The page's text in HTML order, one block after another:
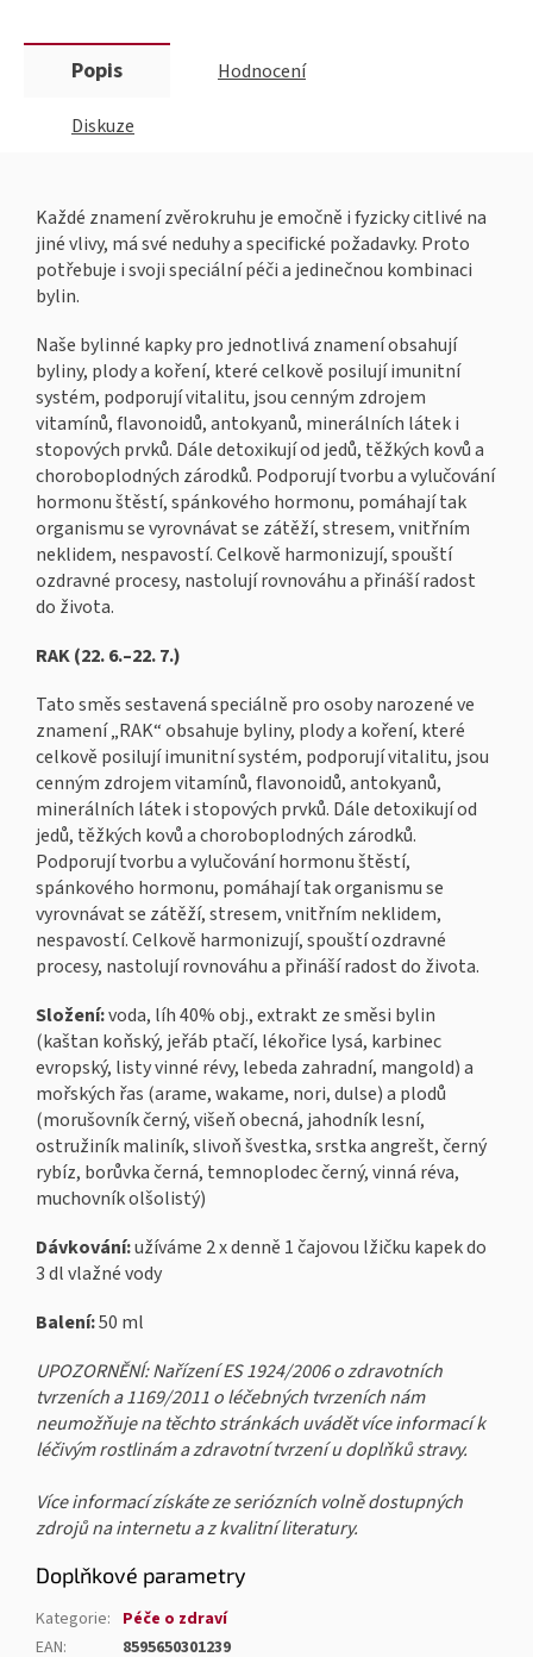
Popis Hodnocení
Diskuze
Každé znamení zvěrokruhu je emočně i fyzicky citlivé na
jiné vlivy, má své neduhy a specifické požadavky. Proto
potřebuje i svoji speciální péči a jedinečnou kombinaci
bylin.
Naše bylinné kapky pro jednotlivá znamení obsahují
byliny, plody a koření, které celkově posilují imunitní
systém, podporují vitalitu, jsou cenným zdrojem
vitamínů, flavonoidů, antokyanů, minerálních látek i
stopových prvků. Dále detoxikují od jedů, těžkých kovů a
choroboplodných zárodků. Podporují tvorbu a vylučování
hormonu štěstí, spánkového hormonu, pomáhají tak
organismu se vyrovnávat se zátěží, stresem, vnitřním
neklidem, nespavostí. Celkově harmonizují, spouští
ozdravné procesy, nastolují rovnováhu a přináší radost
do života.
RAK (22. 6.–22. 7.)
Tato směs sestavená speciálně pro osoby narozené ve
znamení „RAK“ obsahuje byliny, plody a koření, které
celkově posilují imunitní systém, podporují vitalitu, jsou
cenným zdrojem vitamínů, flavonoidů, antokyanů,
minerálních látek i stopových prvků. Dále detoxikují od
jedů, těžkých kovů a choroboplodných zárodků.
Podporují tvorbu a vylučování hormonu štěstí,
spánkového hormonu, pomáhají tak organismu se
vyrovnávat se zátěží, stresem, vnitřním neklidem,
nespavostí. Celkově harmonizují, spouští ozdravné
procesy, nastolují rovnováhu a přináší radost do života.
Složení:voda, líh 40% obj., extrakt ze směsi bylin
(kaštan koňský, jeřáb ptačí, lékořice lysá, karbinec
evropský, listy vinné révy, lebeda zahradní, mangold) a
mořských řas (arame, wakame, nori, dulse) a plodů
(morušovník černý, višeň obecná, jahodník lesní,
ostružiník maliník, slivoň švestka, srstka angrešt, černý
rybíz, borůvka černá, temnoplodec černý, vinná réva,
muchovník olšolistý)
Dávkování:užíváme 2 x denně 1 čajovou lžičku kapek do
3 dl vlažné vody
Balení:50 ml
UPOZORNĚNÍ: Nařízení ES 1924/2006 o zdravotních
tvrzeních a 1169/2011 o léčebných tvrzeních nám
neumožňuje na těchto stránkách uvádět více informací k
léčivým rostlinám a zdravotní tvrzení u doplňků stravy.
Více informací získáte ze seriózních volně dostupných
zdrojů na internetu a z kvalitní literatury.
Doplňkové parametry
Kategorie: Péče o zdraví
EAN: 8595650301239